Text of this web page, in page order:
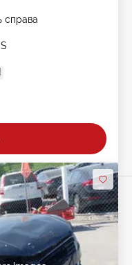
справа